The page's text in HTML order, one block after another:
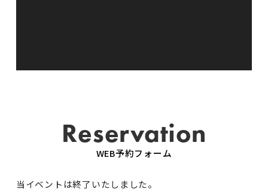
Reservation
WEB予約フォーム
当イベントは終了いたしました。